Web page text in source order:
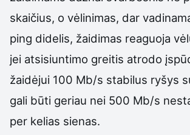
skaičius, o vėlinimas, dar
ping didelis, žaidimas reaguoja
jei atsisiuntimo greitis atrodo
žaidėjui 100 Mb/s stabilus ryšys
gali būti geriau nei 500 Mb/s
per kelias sienas.